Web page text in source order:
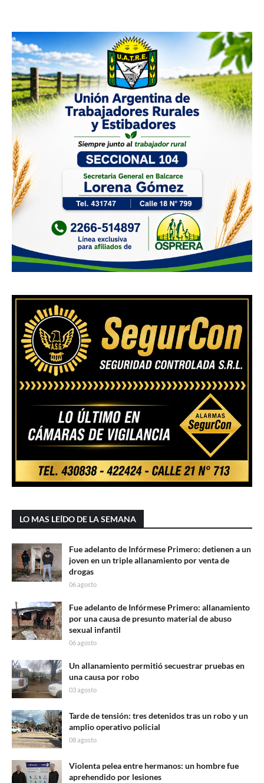
LO MAS LEÍDO DE LA SEMANA
Fue adelanto de Infórmese Primero: detienen a un
joven en un triple allanamiento por venta de
drogas
06 agosto
Fue adelanto de Infórmese Primero: allanamiento
por una causa de presunto material de abuso
sexual infantil
06 agosto
Un allanamiento permitió secuestrar pruebas en
una causa por robo
03 agosto
Tarde de tensión: tres detenidos tras un robo y un
amplio operativo policial
08 agosto
Violenta pelea entre hermanos: un hombre fue
aprehendido por lesiones